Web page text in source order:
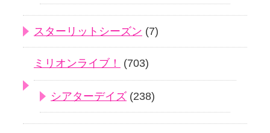
スターリットシーズン (7)
ミリオンライブ！ (703)
シアターデイズ (238)